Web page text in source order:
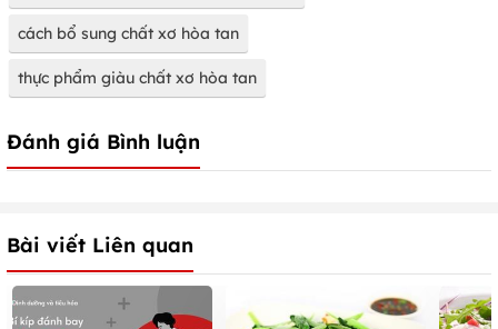
cách bổ sung chất xơ hòa tan
thực phẩm giàu chất xơ hòa tan
Đánh giá Bình luận
Bài viết Liên quan